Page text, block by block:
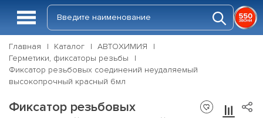
Главная Каталог
АВТОХИМИЯ
Герметики, фиксаторы резьбы
Фиксатор резьбовых соединений неудаляемый
высокопрочный красный 6мл
Фиксатор резьбовых